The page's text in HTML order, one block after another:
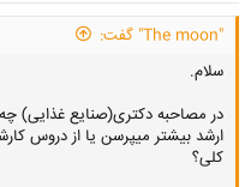
"The moon" گفت:
سلام.
در مصاحبه دکتری(صنایع غذایی)
ارشد بیشتر میپرسن یا از دروس
کلی؟